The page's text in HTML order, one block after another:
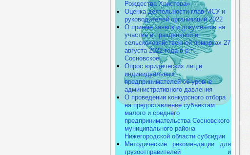
Рождества Христова»
Оценка деятельности глав МСУ и
руководителей организаций 2022
О приеме заявок и документов на
участие в праздничной и
сельскохозяйственной ярмарках 27
августа 2022 года в р.п.
Сосновское
Опрос юридических лиц и
индивидуальных
предпринимателей об уровне
административного давления
О проведении конкурсного отбора
на предоставление субъектам
малого и среднего
предпринимательства Сосновского
муниципального района
Нижегородской области субсидии
Методические рекомендации для
грузоотправителей и